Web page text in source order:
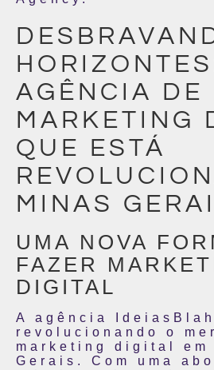
AGÊNCIA DE
MARKETING
QUE ESTÁ
MINAS
UMA NOVA
FAZER
DIGITAL
A agência
revolucionando o
marketing digital em
Gerais. Com uma